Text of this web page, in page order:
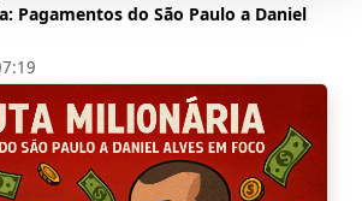
Pagamentos do São Paulo a Daniel